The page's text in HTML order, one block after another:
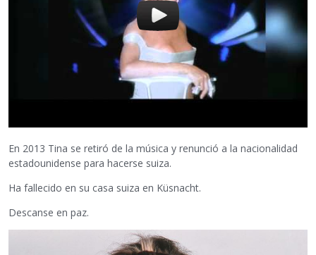
En 2013 Tina se retiró de la música y renunció a la nacionalidad
estadounidense para hacerse suiza.
Ha fallecido en su casa suiza en Küsnacht.
Descanse en paz.